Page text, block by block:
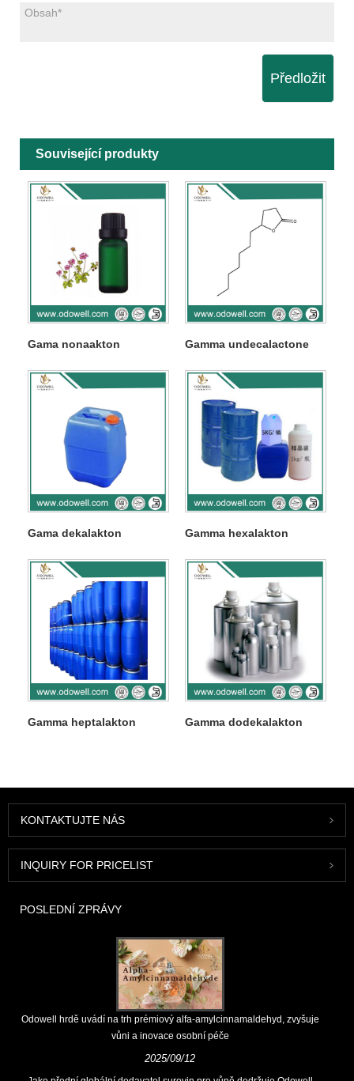
Předložit
Související produkty
Gama nonaakton Gamma undecalactone
Gama dekalakton Gamma hexalakton
Gamma heptalakton Gamma dodekalakton
KONTAKTUJTE NÁS
INQUIRY FOR PRICELIST
POSLEDNÍ ZPRÁVY
Odowell hrdě uvádí na trh prémiový alfa-amylcinnamaldehyd, zvyšuje
vůni a inovace osobní péče
2025/09/12